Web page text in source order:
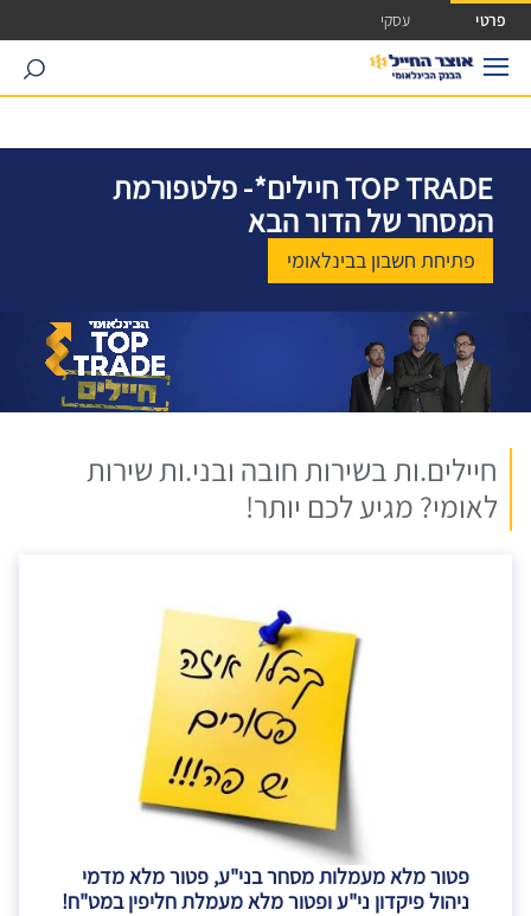
גישה ישירה לכפתור כניסה לחשבונך
פרטי עסקי
search
TOP TRADE חיילים*- פלטפורמת
המסחר של הדור הבא
פתיחת חשבון בבינלאומי
חיילים.ות בשירות חובה ובני.ות שירות
לאומי? מגיע לכם יותר!
פטור מלא מעמלות מסחר בני"ע, פטור מלא מדמי
ניהול פיקדון ני"ע ופטור מלא מעמלת חליפין במט"ח!